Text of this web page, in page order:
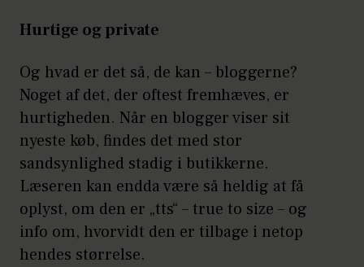
Hurtige og private
Og hvad er det så, de kan – bloggerne?
Noget af det, der oftest fremhæves, er
hurtigheden. Når en blogger viser sit
nyeste køb, findes det med stor
sandsynlighed stadig i butikkerne.
Læseren kan endda være så heldig at få
oplyst, om den er „tts“ – true to size – og
info om, hvorvidt den er tilbage i netop
hendes størrelse.